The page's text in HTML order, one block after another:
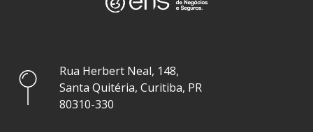
Rua Herbert Neal, 148,
Santa Quitéria, Curitiba, PR
80310-330